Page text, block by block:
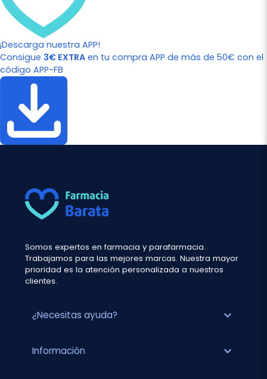
¡Descarga nuestra APP!
Consigue 3€ EXTRA en tu compra APP de más de 50€ con el
código APP-FB
Somos expertos en farmacia y parafarmacia.
Trabajamos para las mejores marcas. Nuestra mayor
prioridad es la atención personalizada a nuestros
clientes.
¿Necesitas ayuda? expand_more
Información expand_more